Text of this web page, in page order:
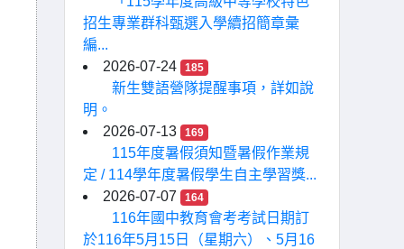
招生專業群科甄選入學續招簡章彙
編...
2026-07-24
185
新生雙語營隊提醒事項，詳如說
明。
2026-07-13
169
115年度暑假須知暨暑假作業規
定 / 114學年度暑假學生自主學習獎...
2026-07-07
164
116年國中教育會考考試日期訂
於116年5月15日（星期六）、5月16